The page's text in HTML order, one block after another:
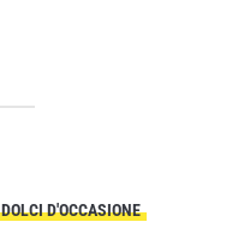
DOLCI D'OCCASIONE